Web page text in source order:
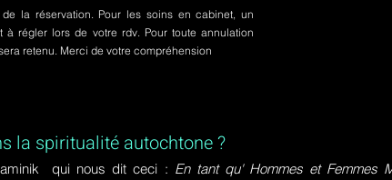
la réservation. Pour les soins en cabinet, un
régler lors de votre rdv. Pour toute annulation
retenu. Merci de votre compréhension
la spiritualité autochtone ?
qui nous dit ceci : En tant qu' Hommes et Femmes